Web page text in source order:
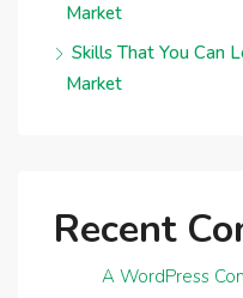
Market
Skills That You Can
Market
Recent
A WordPress